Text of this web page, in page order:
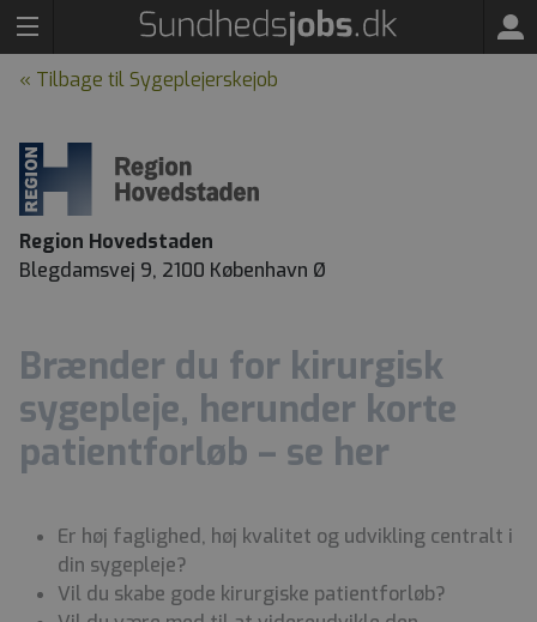
« Tilbage til Sygeplejerskejob
Region Hovedstaden
Blegdamsvej 9, 2100 København Ø
Brænder du for kirurgisk
sygepleje, herunder korte
patientforløb – se her
Er høj faglighed, høj kvalitet og udvikling centralt i
din sygepleje?
Vil du skabe gode kirurgiske patientforløb?